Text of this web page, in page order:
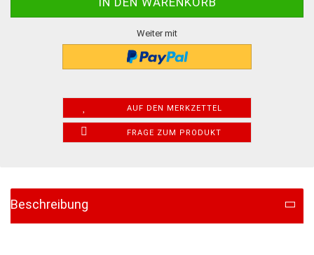
Weiter mit
AUF DEN MERKZETTEL
FRAGE ZUM PRODUKT
Beschreibung